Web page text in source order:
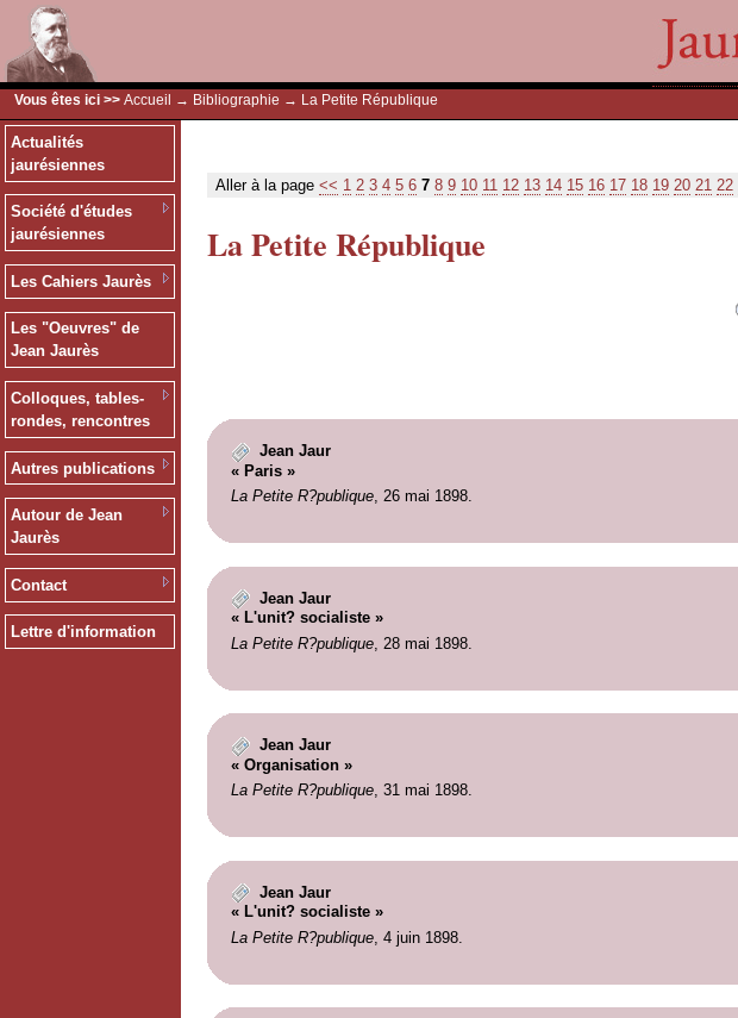
Vous êtes ici >> Accueil → Bibliographie → La Petite République
Actualités
jaurésiennes
Société d'études
jaurésiennes
Les Cahiers Jaurès
Les "Oeuvres" de
Jean Jaurès
Colloques, tables-
rondes, rencontres
Autres publications
Autour de Jean
Jaurès
Contact
Lettre d'information
Aller à la page << 1 2 3 4 5 6 7 8 9 10 11 12 13 14 15 16 17 18 19 20 21 22
La Petite République
Jean Jaur
« Paris »
La Petite R?publique, 26 mai 1898.
Jean Jaur
« L'unit? socialiste »
La Petite R?publique, 28 mai 1898.
Jean Jaur
« Organisation »
La Petite R?publique, 31 mai 1898.
Jean Jaur
« L'unit? socialiste »
La Petite R?publique, 4 juin 1898.